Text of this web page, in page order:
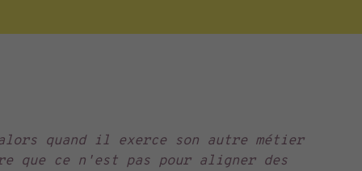
quand il exerce son autre métier
que ce n'est pas pour aligner des